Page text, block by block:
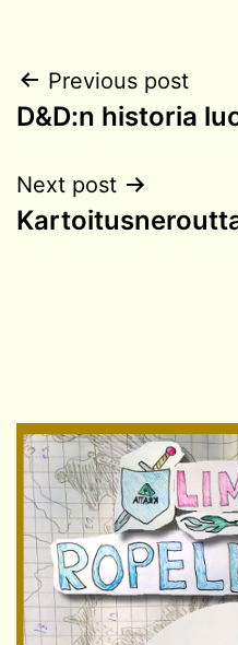
Post
navigation
Previous post
D&D:n historia
Next post